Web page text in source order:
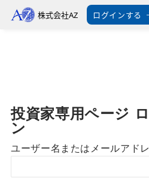
株式会社AZ ログインする
投資家専用ページ
ン
ユーザー名またはメールアド